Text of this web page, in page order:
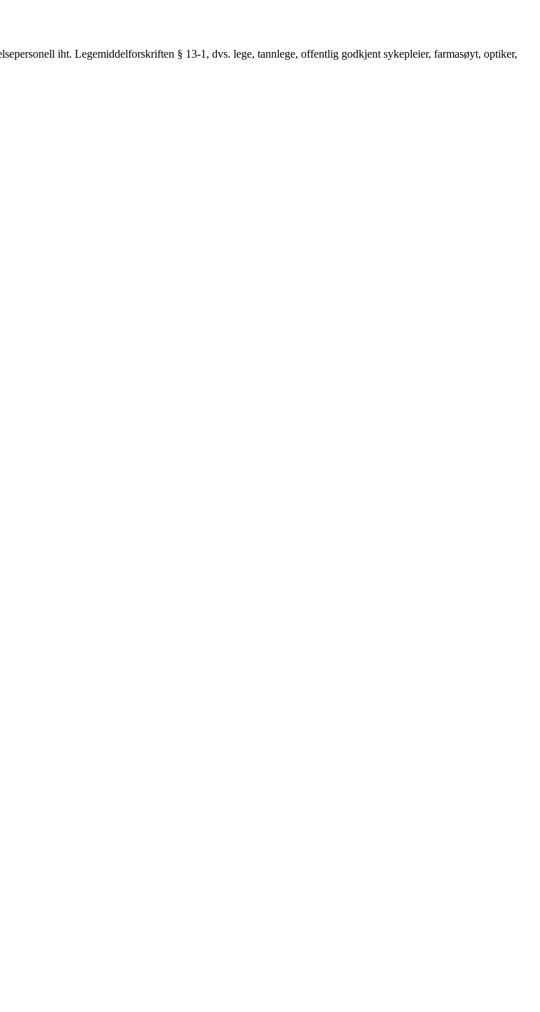
iht. Legemiddelforskriften § 13-1, dvs. lege, tannlege, offentlig godkjent sykepleier, farmasøyt, optiker,